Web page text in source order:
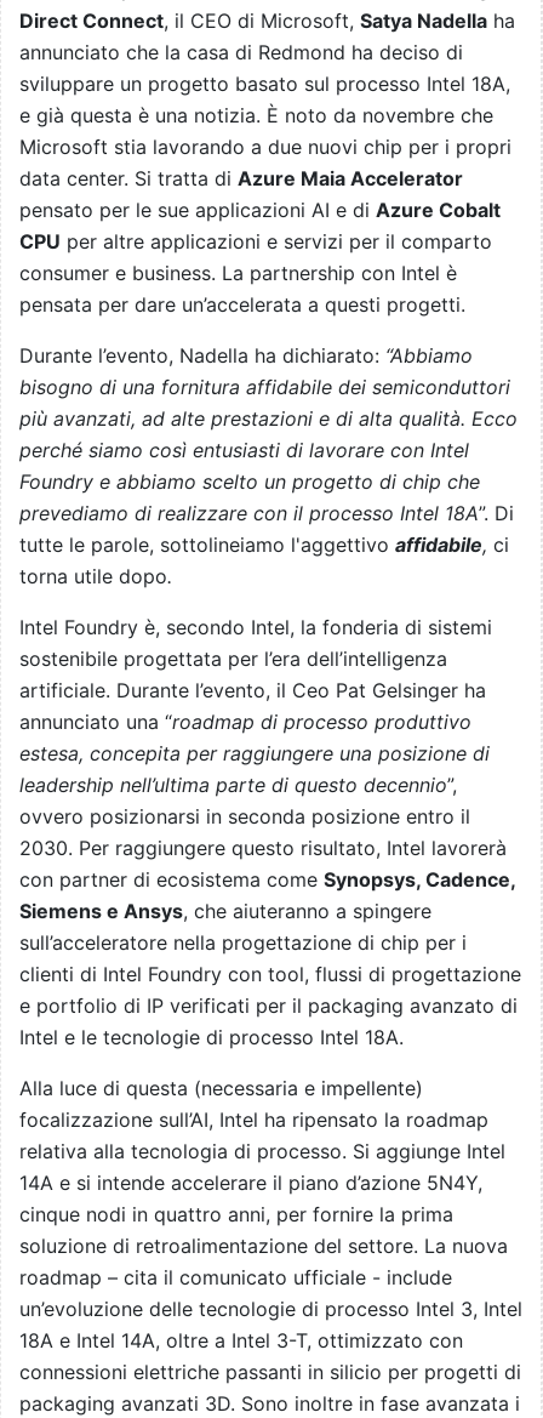
Direct Connect, il CEO di Microsoft, Satya Nadella ha
annunciato che la casa di Redmond ha deciso di
sviluppare un progetto basato sul processo Intel 18A,
e già questa è una notizia. È noto da novembre che
Microsoft stia lavorando a due nuovi chip per i propri
data center. Si tratta di Azure Maia Accelerator
pensato per le sue applicazioni AI e di Azure Cobalt
CPU per altre applicazioni e servizi per il comparto
consumer e business. La partnership con Intel è
pensata per dare un’accelerata a questi progetti.
Durante l’evento, Nadella ha dichiarato: “Abbiamo
bisogno di una fornitura affidabile dei semiconduttori
più avanzati, ad alte prestazioni e di alta qualità. Ecco
perché siamo così entusiasti di lavorare con Intel
Foundry e abbiamo scelto un progetto di chip che
prevediamo di realizzare con il processo Intel 18A”. Di
tutte le parole, sottolineiamo l'aggettivo affidabile, ci
torna utile dopo.
Intel Foundry è, secondo Intel, la fonderia di sistemi
sostenibile progettata per l’era dell’intelligenza
artificiale. Durante l’evento, il Ceo Pat Gelsinger ha
annunciato una “roadmap di processo produttivo
estesa, concepita per raggiungere una posizione di
leadership nell’ultima parte di questo decennio”,
ovvero posizionarsi in seconda posizione entro il
2030. Per raggiungere questo risultato, Intel lavorerà
con partner di ecosistema come Synopsys, Cadence,
Siemens e Ansys, che aiuteranno a spingere
sull’acceleratore nella progettazione di chip per i
clienti di Intel Foundry con tool, flussi di progettazione
e portfolio di IP verificati per il packaging avanzato di
Intel e le tecnologie di processo Intel 18A.
Alla luce di questa (necessaria e impellente)
focalizzazione sull’AI, Intel ha ripensato la roadmap
relativa alla tecnologia di processo. Si aggiunge Intel
14A e si intende accelerare il piano d’azione 5N4Y,
cinque nodi in quattro anni, per fornire la prima
soluzione di retroalimentazione del settore. La nuova
roadmap – cita il comunicato ufficiale - include
un’evoluzione delle tecnologie di processo Intel 3, Intel
18A e Intel 14A, oltre a Intel 3-T, ottimizzato con
connessioni elettriche passanti in silicio per progetti di
packaging avanzati 3D. Sono inoltre in fase avanzata i